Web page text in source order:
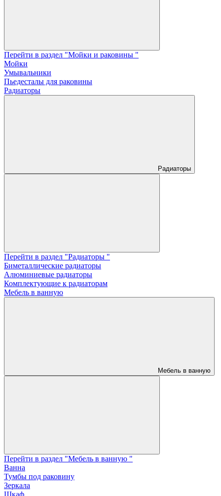
Перейти в раздел "Мойки и раковины "
Мойки
Умывальники
Пьедесталы для раковины
Радиаторы
Радиаторы
Перейти в раздел "Радиаторы "
Биметаллические радиаторы
Алюминиевые радиаторы
Комплектующие к радиаторам
Мебель в ванную
Мебель в ванную
Перейти в раздел "Мебель в ванную "
Ванна
Тумбы под раковину
Зеркала
Шкаф